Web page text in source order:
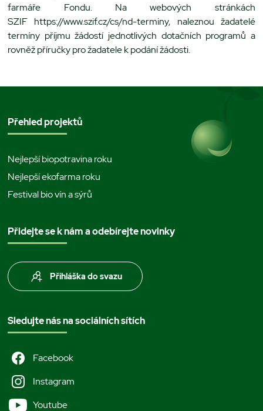
farmáře Fondu. Na webových stránkách
SZIF https://www.szif.cz/cs/nd-terminy, naleznou žadatelé
termíny příjmu žádostí jednotlivých dotačních programů a
rovněž příručky pro žadatele k podání žádosti.
Přehled projektů
Nejlepší biopotravina roku
Nejlepší ekofarma roku
Festival bio vín a sýrů
Přidejte se k nám a odebírejte novinky
Přihláška do svazu
Sledujte nás na sociálních sítích
Facebook
Instagram
Youtube